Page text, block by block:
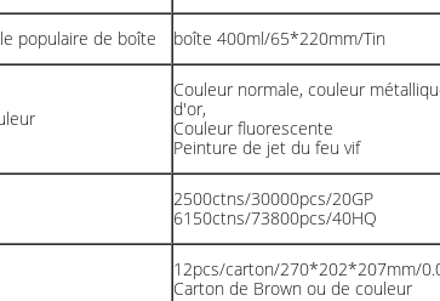
populaire de boîte boîte 400ml/65*220mm/Tin
Couleur normale, couleur
d'or,
Couleur fluorescente
Peinture de jet du feu vif
2500ctns/30000pcs/20GP
6150ctns/73800pcs/40HQ
12pcs/carton/270*202*207mm/
Carton de Brown ou de couleur